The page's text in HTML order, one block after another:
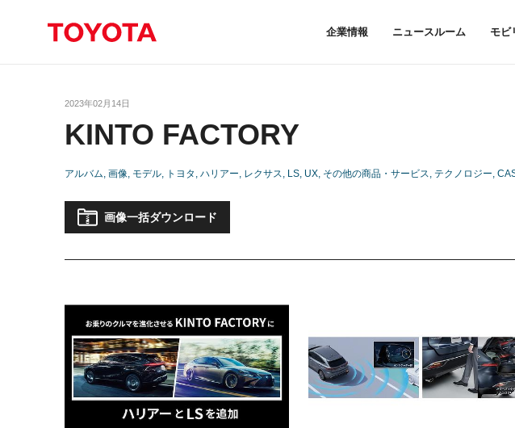
企業情報 ニュースルーム モビ
2023年02月14日
KINTO FACTORY
アルバム 画像 モデル トヨタ ハリアー レクサス LS UX その他の商品・サービス テクノロジー
画像一括ダウンロード